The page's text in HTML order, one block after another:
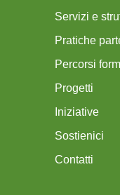
Servizi e
Pratiche
Percorsi
Progetti
Iniziative
Sostienici
Contatti